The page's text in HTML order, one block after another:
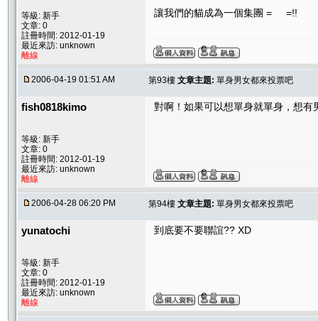
等級: 新手
文章: 0
註冊時間: 2012-01-19
最近來訪: unknown
離線
讓我們的貓成為一個集團 = =!!
2006-04-19 01:51 AM 第93樓 文章主題: 單身男女都來投票吧
fish0818kimo
等級: 新手
文章: 0
註冊時間: 2012-01-19
最近來訪: unknown
離線
對啊！如果可以想單身就單身，想
2006-04-28 06:20 PM 第94樓 文章主題: 單身男女都來投票吧
yunatochi
等級: 新手
文章: 0
註冊時間: 2012-01-19
最近來訪: unknown
離線
到底要不要聯誼?? XD